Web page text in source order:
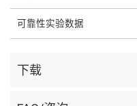
可靠性实验数据
下载